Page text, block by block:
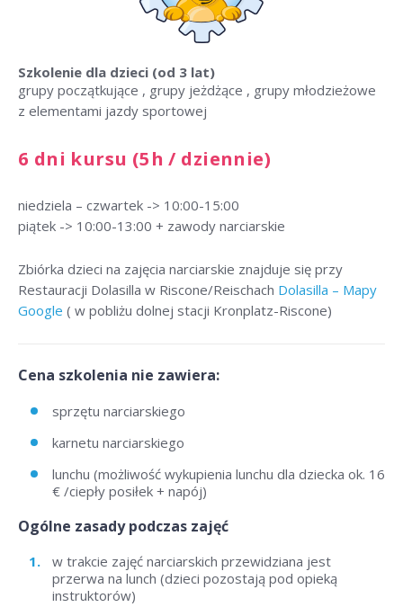
Szkolenie dla dzieci (od 3 lat)
grupy początkujące , grupy jeżdżące , grupy młodzieżowe
z elementami jazdy sportowej
6 dni kursu (5h / dziennie)
niedziela – czwartek -> 10:00-15:00
piątek -> 10:00-13:00 + zawody narciarskie
Zbiórka dzieci na zajęcia narciarskie znajduje się przy
Restauracji Dolasilla w Riscone/Reischach Dolasilla – Mapy
Google ( w pobliżu dolnej stacji Kronplatz-Riscone)
Cena szkolenia nie zawiera:
sprzętu narciarskiego
karnetu narciarskiego
lunchu (możliwość wykupienia lunchu dla dziecka ok. 16
€ /ciepły posiłek + napój)
Ogólne zasady podczas zajęć
w trakcie zajęć narciarskich przewidziana jest
przerwa na lunch (dzieci pozostają pod opieką
instruktorów)